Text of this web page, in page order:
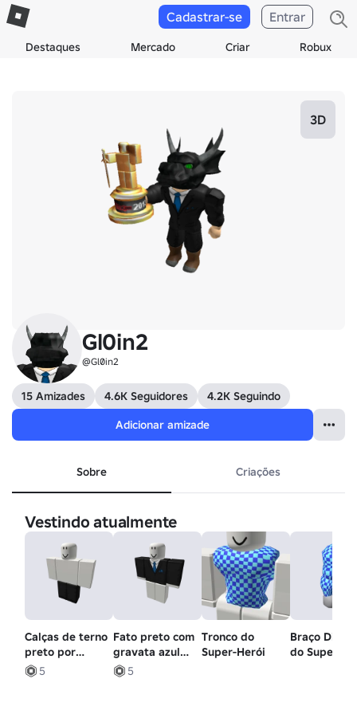
Destaques Mercado Criar Robux
Cadastrar-se Entrar
3D
Gl0in2
@Gl0in2
15 Amizades 4.6K Seguidores
4.2K Seguindo
Adicionar amizade
Sobre Criações
Vestindo atualmente
Calças de terno
preto por
Armitroner
5
Fato preto com
gravata azul
por Armitroner
5
Tronco do
Super-Herói
Braço
do Super-